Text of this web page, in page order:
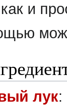
и
лук: